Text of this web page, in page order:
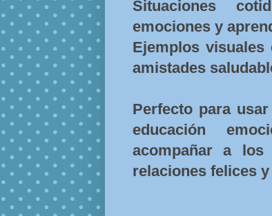
Situaciones
emociones y
Ejemplos
amistades
Perfecto para
educación
acompañar a
relaciones felices